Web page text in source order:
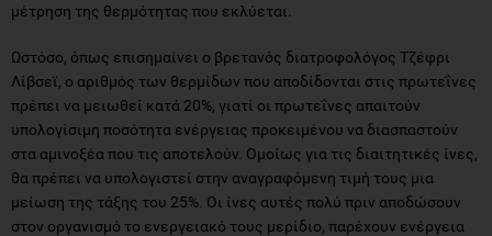
μέτρηση της θερμότητας που εκλύεται.
Ωστόσο, όπως επισημαίνει ο βρετανός διατροφολόγος Τζέφρι
Λίβσεϊ, ο αριθμός των θερμίδων που αποδίδονται στις πρωτεΐνες
πρέπει να μειωθεί κατά 20%, γιατί οι πρωτεΐνες απαιτούν
υπολογίσιμη ποσότητα ενέργειας προκειμένου να διασπαστούν
στα αμινοξέα που τις αποτελούν. Ομοίως για τις διαιτητικές ίνες,
θα πρέπει να υπολογιστεί στην αναγραφόμενη τιμή τους μια
μείωση της τάξης του 25%. Οι ίνες αυτές πολύ πριν αποδώσουν
στον οργανισμό το ενεργειακό τους μερίδιο, παρέχουν ενέργεια